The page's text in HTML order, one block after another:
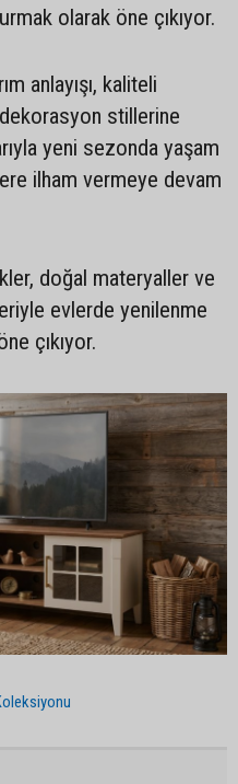
olarak öne çıkıyor.
anlayışı, kaliteli
dekorasyon stillerine
yeni sezonda yaşam
ilham vermeye devam
doğal materyaller ve
evlerde yenilenme
çıkıyor.